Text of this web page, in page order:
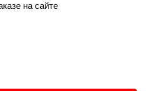
на сайте